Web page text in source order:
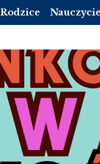
Rodzice
RADA RODZICÓW
KALENDARZ
DZIENNIK
POCZTA